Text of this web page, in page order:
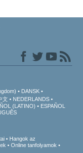
DANSK
文
NEDERLANDS
(LATINO)
ESPAÑOL
Hangok az
Online tanfolyamok